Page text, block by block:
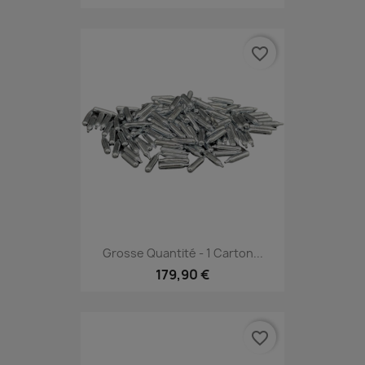
Grosse Quantité - 1 Carton...
179,90 €
favorite_border
favorite_border